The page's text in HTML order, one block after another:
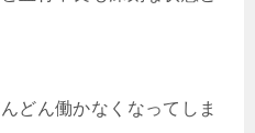
どん働かなくなってしま